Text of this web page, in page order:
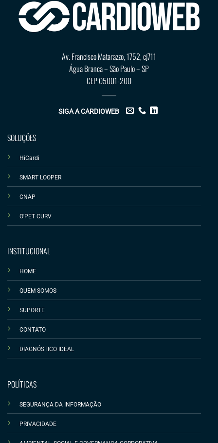
Av. Francisco Matarazzo, 1752, cj711
Água Branca – São Paulo – SP
CEP 05001-200
SIGA A CARDIOWEB
SOLUÇÕES
HiCardi
SMART LOOPER
CNAP
O'PET CURV
INSTITUCIONAL
HOME
QUEM SOMOS
SUPORTE
CONTATO
DIAGNÓSTICO IDEAL
POLÍTICAS
SEGURANÇA DA INFORMAÇÃO
PRIVACIDADE